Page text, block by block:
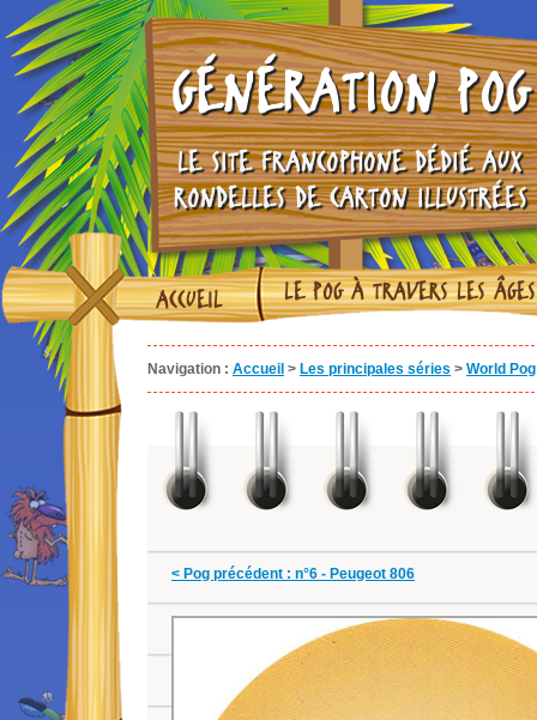
GÉNÉRATION POG
LE SITE FRANCOPHONE DÉDIÉ AUX
RONDELLES DE CARTON ILLUSTRÉES
ACCUEIL LE POG À TRAVERS LES ÂGES
Navigation : Accueil > Les principales séries > World
< Pog précédent : n°6 - Peugeot 806